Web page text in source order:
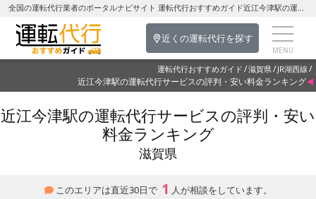
全国の運転代行業者のポータルナビサイト 運転代行おすすめガイド近江今津駅の運転代行を探す-滋賀県の運転代行
近くの運転代行を探す
運転代行おすすめガイド 滋賀県 JR湖西線
近江今津駅の運転代行サービスの評判・安い料金ランキング
近江今津駅の運転代行サービスの評判・安い
料金ランキング
滋賀県
このエリアは直近30日で 1 人が相談をしています。